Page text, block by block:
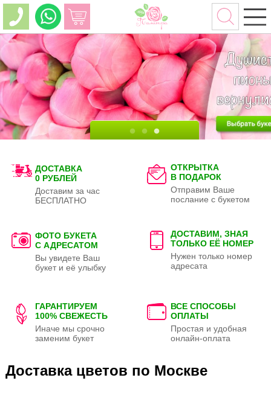
ДОСТАВКА
0 РУБЛЕЙ
Доставим за час
БЕСПЛАТНО
ОТКРЫТКА
В ПОДАРОК
Отправим Ваше
послание с букетом
ФОТО БУКЕТА
С АДРЕСАТОМ
Вы увидете Ваш
букет и её улыбку
ДОСТАВИМ, ЗНАЯ
ТОЛЬКО ЕЁ НОМЕР
Нужен только номер
адресата
ГАРАНТИРУЕМ
100% СВЕЖЕСТЬ
Иначе мы срочно
заменим букет
ВСЕ СПОСОБЫ
ОПЛАТЫ
Простая и удобная
онлайн-оплата
Доставка цветов по Москве